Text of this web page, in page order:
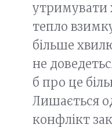
утримувати
тепло
більше
не
б про це
Лишається
конфлікт